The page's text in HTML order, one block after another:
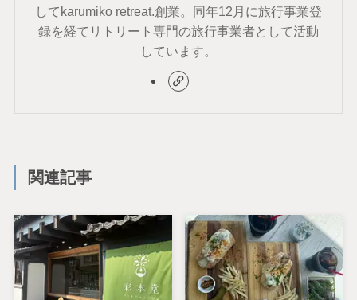
してkarumiko retreat.創業。同年12月に旅行事業登
録を経てリトリート専門の旅行事業者として活動
しています。
関連記事